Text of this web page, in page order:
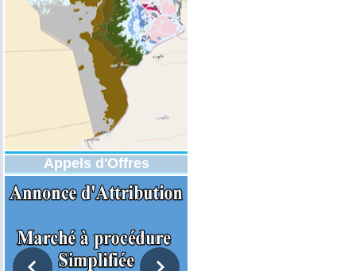
Appels d'Offres